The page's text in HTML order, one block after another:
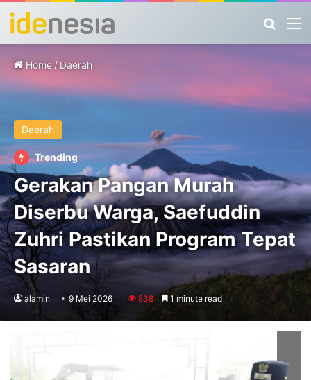
Home / Daerah
Daerah
Trending
Gerakan Pangan Murah
Diserbu Warga, Saefuddin
Zuhri Pastikan Program Tepat
Sasaran
alamin 9 Mei 2026 838 1 minute read